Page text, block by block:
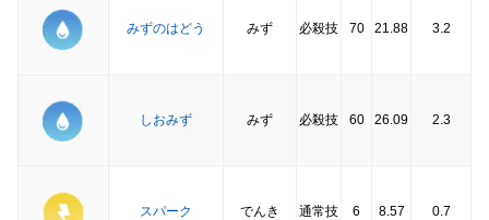
みずのはどう みず 必殺技 70 21.88 3.2
しおみず みず 必殺技 60 26.09 2.3
スパーク でんき 通常技 6 8.57 0.7